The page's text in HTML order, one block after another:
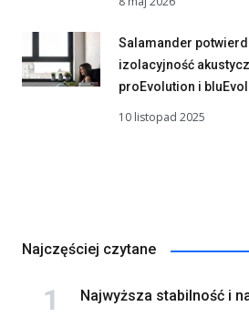
Salamander
izolacyjność
proEvolution i
10 listopad 2025
Najczęściej czytane
Najwyższa stabilność i